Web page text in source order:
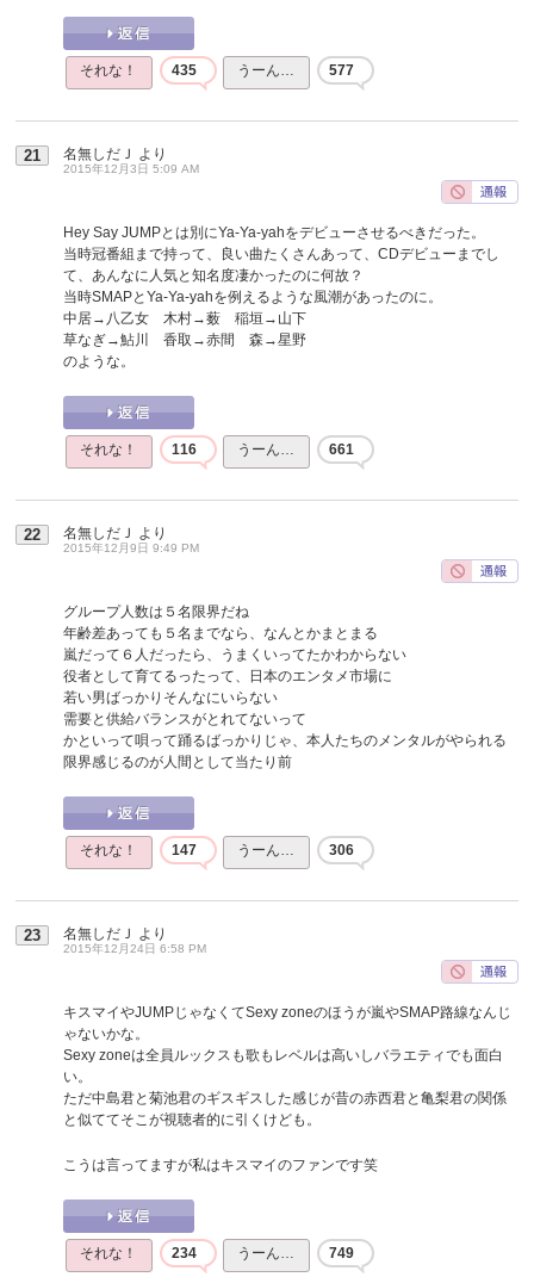
それな！ 435 うーん… 577
21 名無しだＪ より
2015年12月3日 5:09 AM
Hey Say JUMPとは別にYa-Ya-yahをデビューさせるべきだった。
当時冠番組まで持って、良い曲たくさんあって、CDデビューまでし
て、あんなに人気と知名度凄かったのに何故？
当時SMAPとYa-Ya-yahを例えるような風潮があったのに。
中居→八乙女 木村→薮 稲垣→山下
草なぎ→鮎川 香取→赤間 森→星野
のような。
それな！ 116 うーん… 661
22 名無しだＪ より
2015年12月9日 9:49 PM
グループ人数は５名限界だね
年齢差あっても５名までなら、なんとかまとまる
嵐だって６人だったら、うまくいってたかわからない
役者として育てるったって、日本のエンタメ市場に
若い男ばっかりそんなにいらない
需要と供給バランスがとれてないって
かといって唄って踊るばっかりじゃ、本人たちのメンタルがやられる
限界感じるのが人間として当たり前
それな！ 147 うーん… 306
23 名無しだＪ より
2015年12月24日 6:58 PM
キスマイやJUMPじゃなくてSexy zoneのほうが嵐やSMAP路線なんじ
ゃないかな。
Sexy zoneは全員ルックスも歌もレベルは高いしバラエティでも面白
い。
ただ中島君と菊池君のギスギスした感じが昔の赤西君と亀梨君の関係
と似ててそこが視聴者的に引くけども。
こうは言ってますが私はキスマイのファンです笑
それな！ 234 うーん… 749